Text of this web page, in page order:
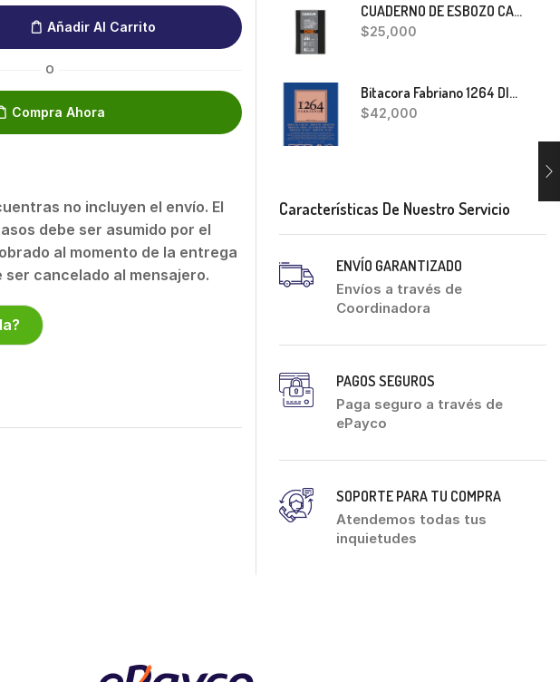
Añadir Al Carrito
O
Compra Ahora
no incluyen el envío. El
debe ser asumido por el
al momento de la entrega
ser cancelado al mensajero.
CUADERNO DE ESBOZO CANSON ONE
$25,000
Bitacora Fabriano 1264 DIBUJO A5
$42,000
Características De Nuestro Servicio
ENVÍO GARANTIZADO
Envíos a través de
Coordinadora
PAGOS SEGUROS
Paga seguro a través de
ePayco
SOPORTE PARA TU COMPRA
Atendemos todas tus
inquietudes